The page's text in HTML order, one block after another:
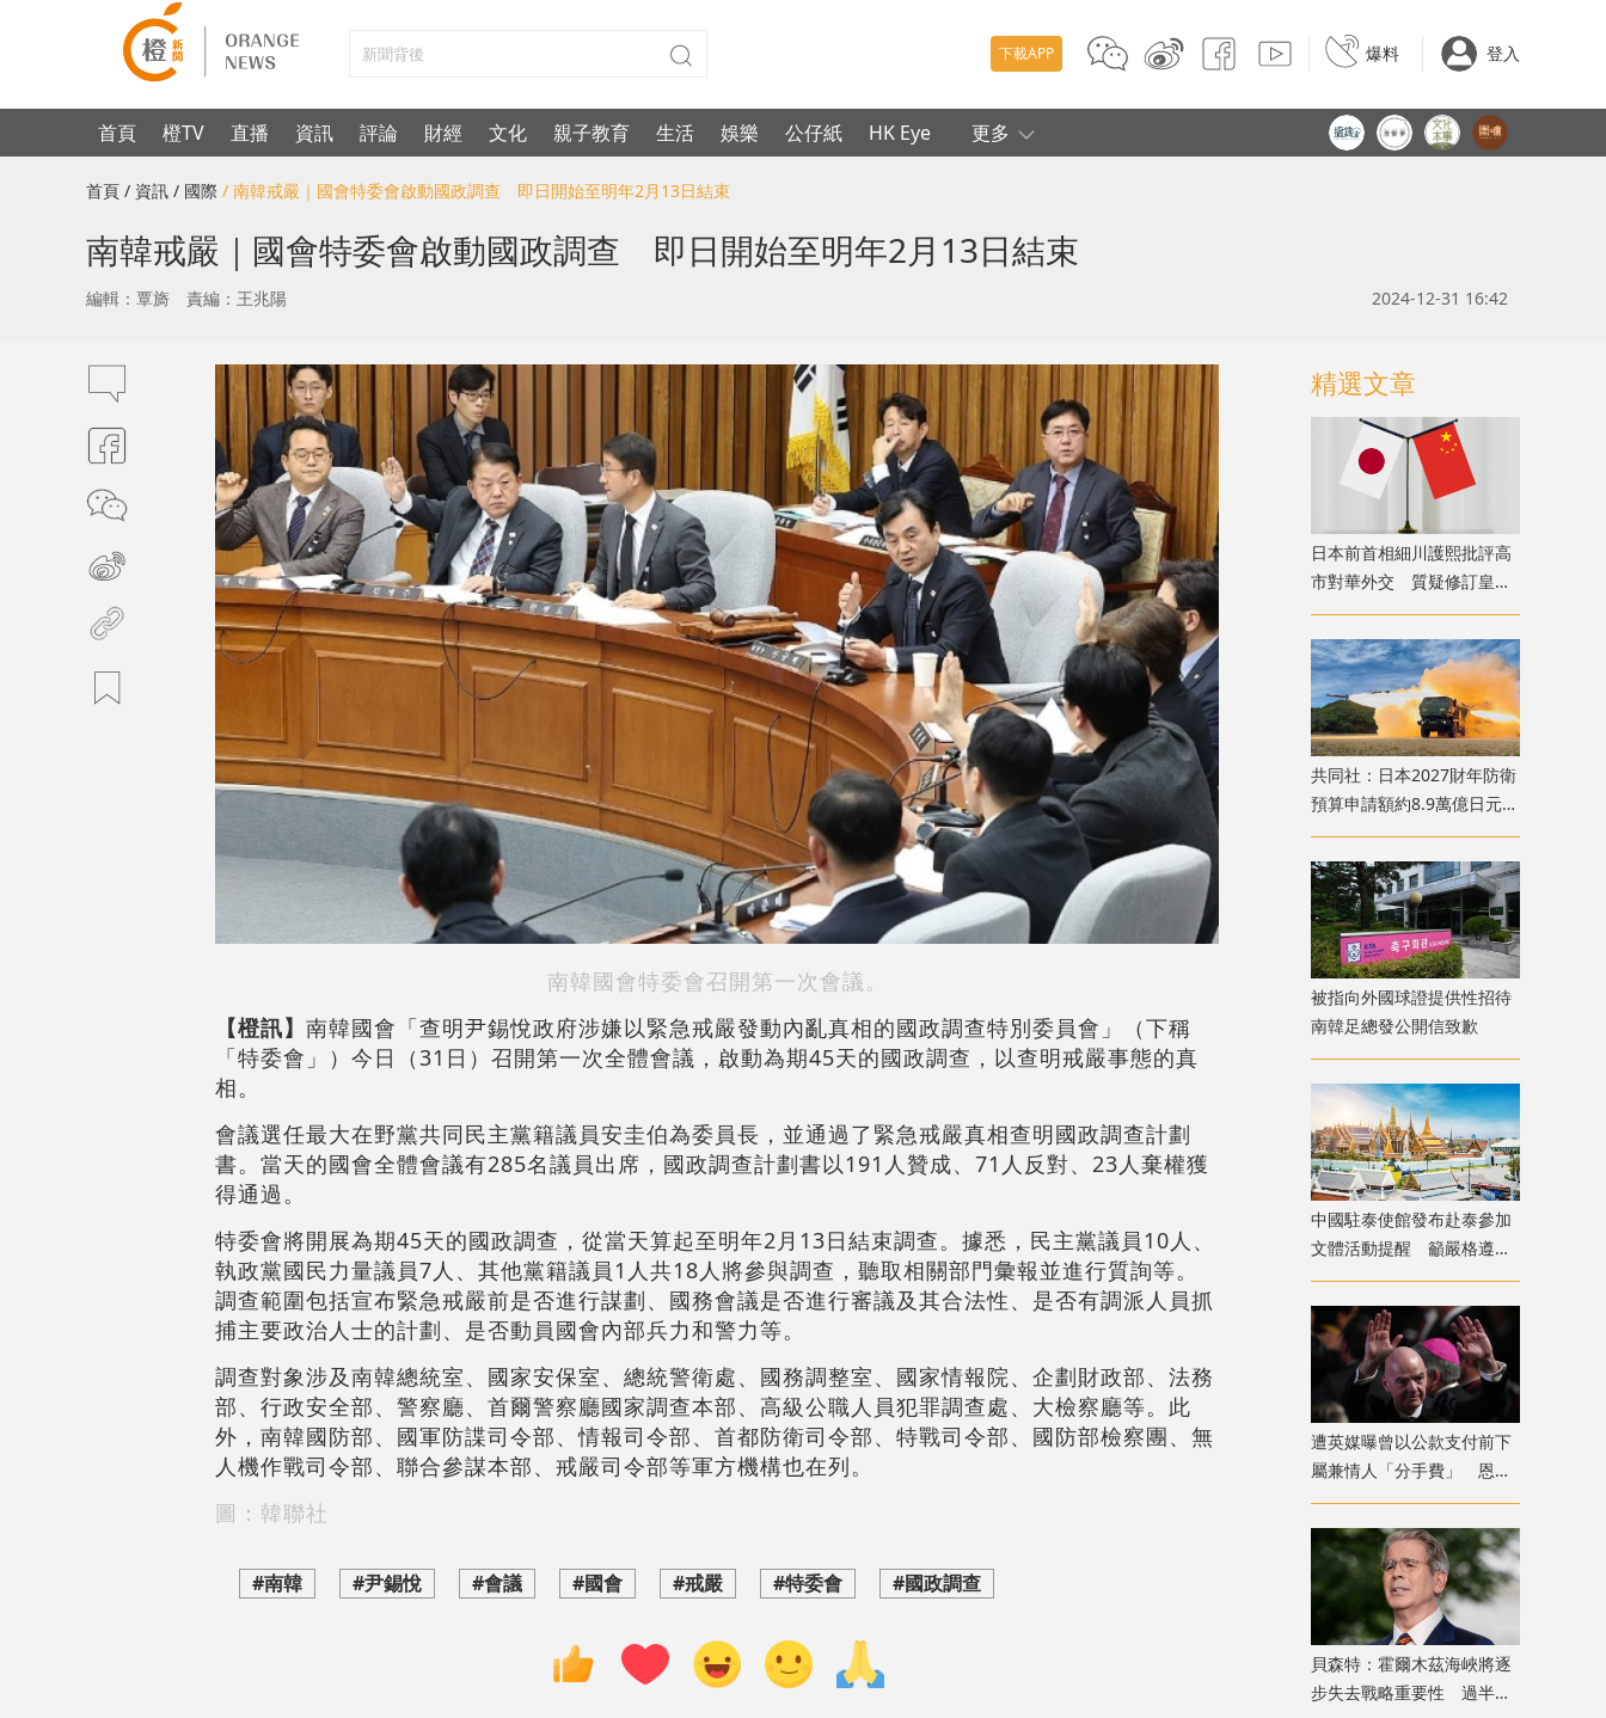
下載APP 爆料 登入
首頁 橙TV 直播 資訊 評論 財經 文化 親子教育 生活 娛樂 公仔紙 HK Eye 更多
首頁 / 資訊 / 國際 / 南韓戒嚴｜國會特委會啟動國政調查 即日開始至明年2月13日結束
南韓戒嚴｜國會特委會啟動國政調查 即日開始至明年2月13日結束
編輯：覃旖 責編：王兆陽 2024-12-31 16:42
南韓國會特委會召開第一次會議。
【橙訊】 南韓國會「查明尹錫悅政府涉嫌以緊急戒嚴發動內亂真相的國政調查特別委員會」（下稱
「特委會」）今日（31日）召開第一次全體會議，啟動為期45天的國政調查，以查明戒嚴事態的真
相。
會議選任最大在野黨共同民主黨籍議員安圭伯為委員長，並通過了緊急戒嚴真相查明國政調查計劃
書。當天的國會全體會議有285名議員出席，國政調查計劃書以191人贊成、71人反對、23人棄權獲
得通過。
特委會將開展為期45天的國政調查，從當天算起至明年2月13日結束調查。據悉，民主黨議員10人、
執政黨國民力量議員7人、其他黨籍議員1人共18人將參與調查，聽取相關部門彙報並進行質詢等。
調查範圍包括宣布緊急戒嚴前是否進行謀劃、國務會議是否進行審議及其合法性、是否有調派人員抓
捕主要政治人士的計劃、是否動員國會內部兵力和警力等。
調查對象涉及南韓總統室、國家安保室、總統警衛處、國務調整室、國家情報院、企劃財政部、法務
部、行政安全部、警察廳、首爾警察廳國家調查本部、高級公職人員犯罪調查處、大檢察廳等。此
外，南韓國防部、國軍防諜司令部、情報司令部、首都防衛司令部、特戰司令部、國防部檢察團、無
人機作戰司令部、聯合參謀本部、戒嚴司令部等軍方機構也在列。
圖：韓聯社
#南韓 #尹錫悅 #會議 #國會 #戒嚴 #特委會 #國政調查
精選文章
日本前首相細川護熙批評高
市對華外交 質疑修訂皇室
典範
共同社：日本2027財年防衛
預算申請額約8.9萬億日元
創歷史新高
被指向外國球證提供性招待
南韓足總發公開信致歉
中國駐泰使館發布赴泰參加
文體活動提醒 籲嚴格遵守
法律法規及信仰風俗
遭英媒曝曾以公款支付前下
屬兼情人「分手費」 恩芬
天奴否認指控
貝森特：霍爾木茲海峽將逐
步失去戰略重要性 過半能